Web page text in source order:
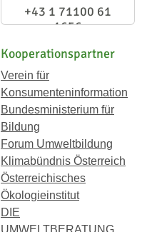
+43 1 71100 61
1656
Kooperationspartner
Verein für
Konsumenteninformation
Bundesministerium für
Bildung
Forum Umweltbildung
Klimabündnis Österreich
Österreichisches
Ökologieinstitut
DIE
UMWELTBERATUNG